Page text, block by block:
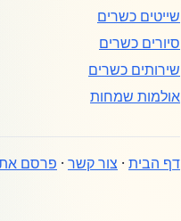
שייטים כשרים
סיורים כשרים
שירותים כשרים
אולמות שמחות
דף הבית · צור קשר · פרסם